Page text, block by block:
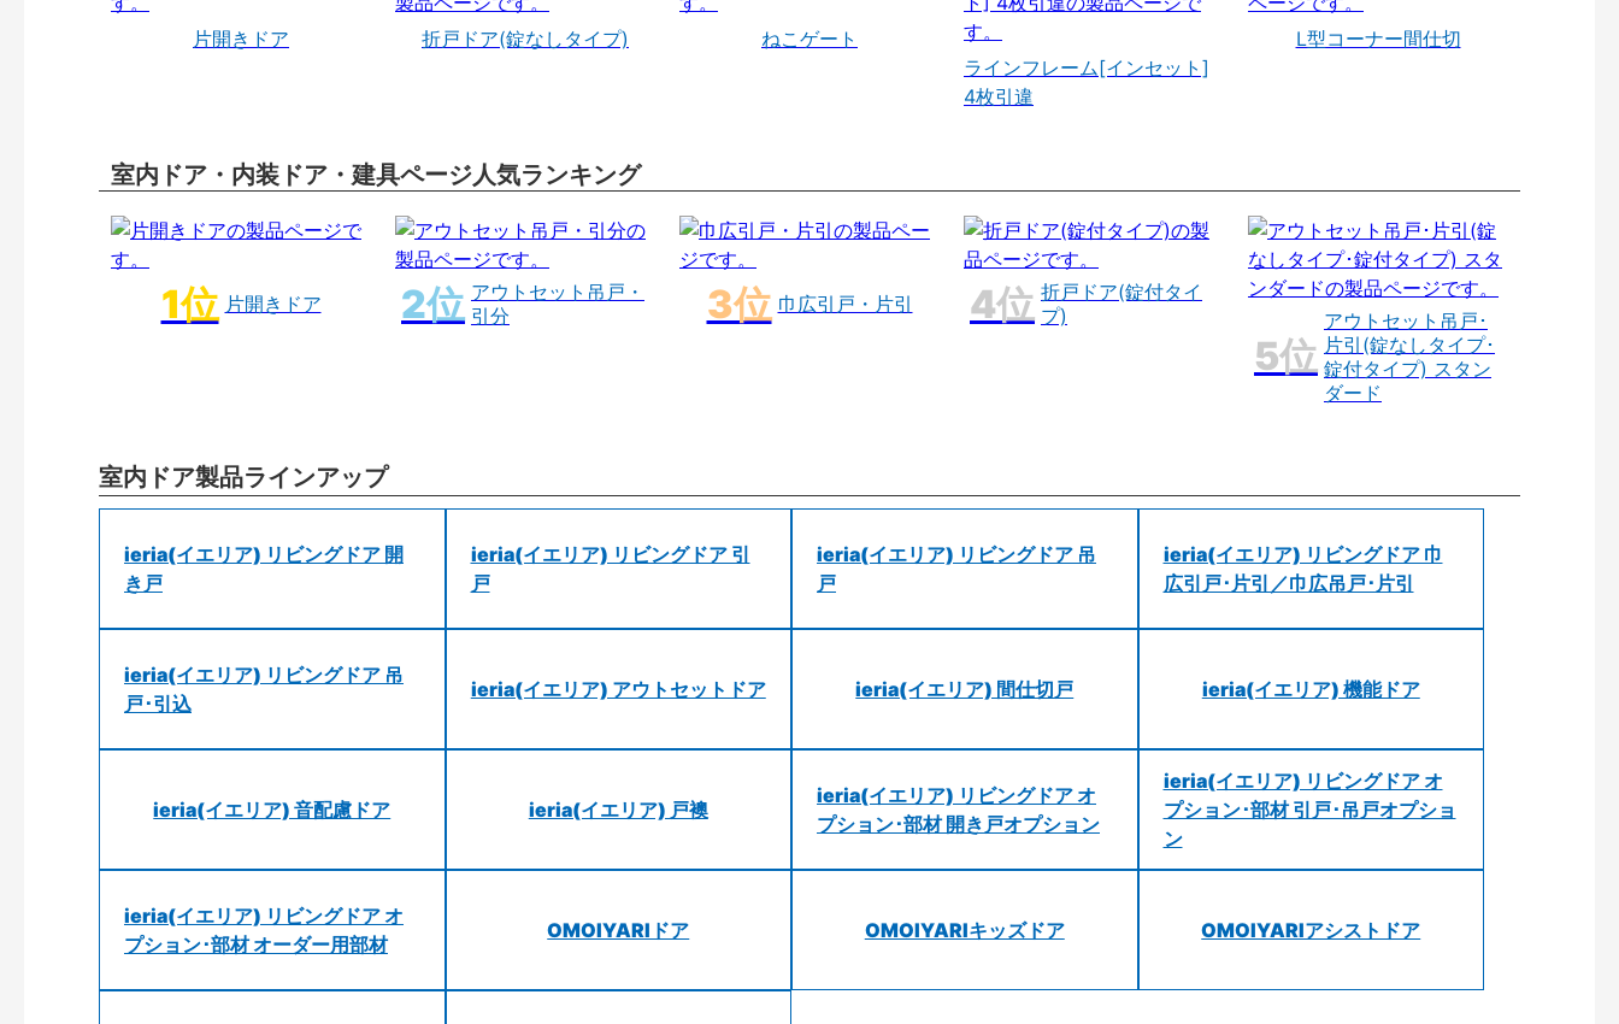
片開きドア 折戸ドア(錠なしタイプ)
ねこゲート
ラインフレーム[インセット]
4枚引違
L型コーナー間仕切
室内ドア・内装ドア・建具ページ人気ランキング
片開きドア
アウトセット吊戸・
引分
巾広引戸・片引
折戸ドア(錠付タイ
プ)
アウトセット吊戸･
片引(錠なしタイプ･
錠付タイプ) スタン
ダード
室内ドア製品ラインアップ
ieria(イエリア) リビングドア 開
き戸
ieria(イエリア) リビングドア 引
戸
ieria(イエリア) リビングドア 吊
戸
ieria(イエリア) リビングドア 巾
広引戸･片引／巾広吊戸･片引
ieria(イエリア) リビングドア 吊
戸･引込
ieria(イエリア) アウトセットドア ieria(イエリア) 間仕切戸 ieria(イエリア) 機能ドア
ieria(イエリア) 音配慮ドア ieria(イエリア) 戸襖
ieria(イエリア) リビングドア オ
プション･部材 開き戸オプション
ieria(イエリア) リビングドア オ
プション･部材 引戸･吊戸オプショ
ン
ieria(イエリア) リビングドア オ
プション･部材 オーダー用部材
OMOIYARIドア OMOIYARIキッズドア OMOIYARIアシストドア